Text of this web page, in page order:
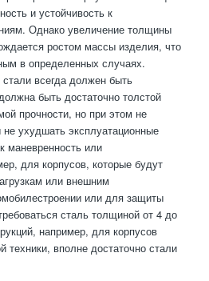
и устойчивость к
Однако увеличение толщины
ростом массы изделия, что
в определенных случаях.
всегда должен быть
быть достаточно толстой
прочности, но при этом не
ухудшать эксплуатационные
маневренность или
для корпусов, которые будут
или внешним
или для защиты
сталь толщиной от 4 до
например, для корпусов
техники, вполне достаточно стали